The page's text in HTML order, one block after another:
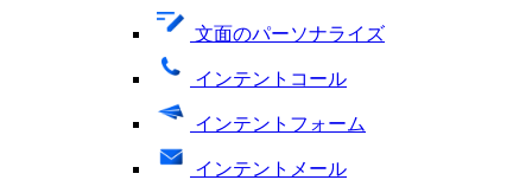
文面のパーソナライズ
インテントコール
インテントフォーム
インテントメール